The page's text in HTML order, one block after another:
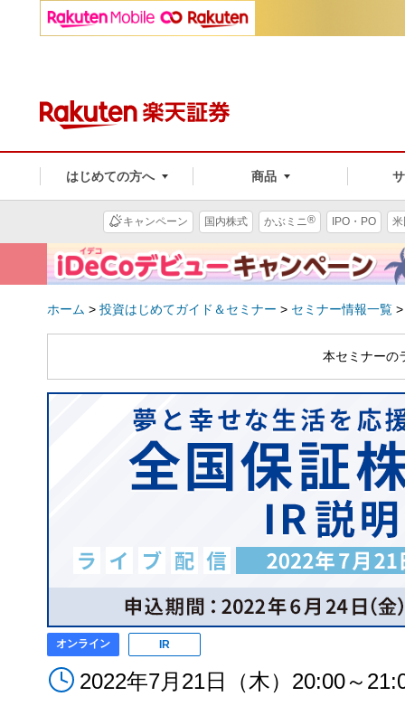
はじめての方へ 商品
キャンペーン 国内株式 かぶミニ® IPO・PO
ホーム > 投資はじめてガイド＆セミナー > セミナー情報一覧
本セミナーの
オンライン IR
2022年7月21日（木）20:00～